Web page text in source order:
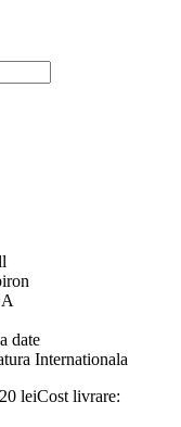
date
Internationala
Cost livrare: